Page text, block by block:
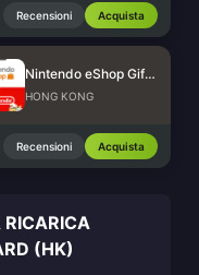
Recensioni Acquista
Nintendo eShop Gift Card (HK)
HONG KONG
Recensioni Acquista
RICARICA
(HK)